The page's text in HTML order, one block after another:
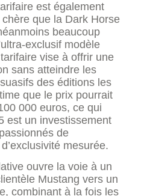
est également
que la Dark Horse
beaucoup
exclusif modèle
vise à offrir une
sans atteindre les
des éditions les
que le prix pourrait
000 euros, ce qui
est un investissement
de
mesurée.
ouvre la voie à un
Mustang vers un
combinant à la fois les